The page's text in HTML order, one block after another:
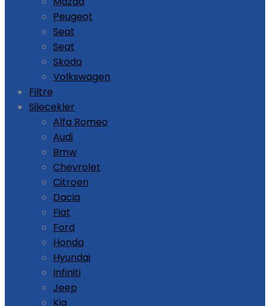
Peugeot
Seat
Seat
Skoda
Volkswagen
Filtre
Silecekler
Alfa Romeo
Audi
Bmw
Chevrolet
Citroen
Dacia
Fiat
Ford
Honda
Hyundai
Infiniti
Jeep
Kia